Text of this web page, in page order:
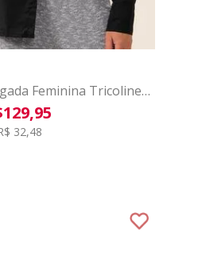
G GG
COMPRAR
Feminina Tricoline
129,95
32,48